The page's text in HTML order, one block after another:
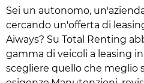
Sei un autonomo,
cercando un'offerta di
Aiways? Su Total Renting
gamma di veicoli a leasing
scegliere quello che meglio